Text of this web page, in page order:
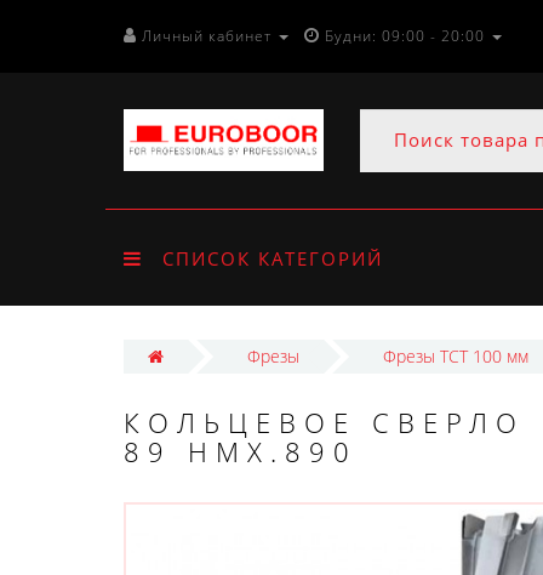
Личный кабинет Будни: 09:00 - 20:00
СПИСОК КАТЕГОРИЙ
Фрезы Фрезы ТСТ 100 мм
КОЛЬЦЕВОЕ СВЕРЛО
89 HMX.890